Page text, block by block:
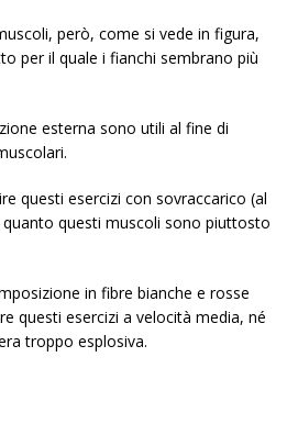
però, come si vede in figura,
per il quale i fianchi sembrano più
esterna sono utili al fine di
questi esercizi con sovraccarico (al
questi muscoli sono piuttosto
in fibre bianche e rosse
questi esercizi a velocità media, né
troppo esplosiva.